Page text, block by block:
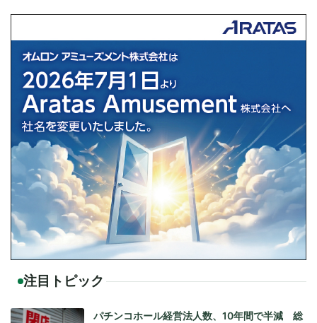
注目トピック
パチンコホール経営法人数、10年間で半減 総